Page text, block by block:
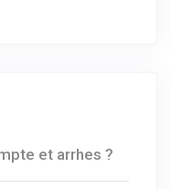
et arrhes ?